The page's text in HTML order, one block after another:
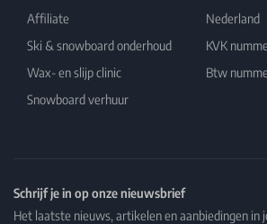
Affiliate
Ski & snowboard onderhoud
Wax- en slijp clinic
Snowboard verhuur
Nederland
KVK
Btw
Schrijf je in op onze nieuwsbrief
Het laatste nieuws, artikelen en aanbiedingen in